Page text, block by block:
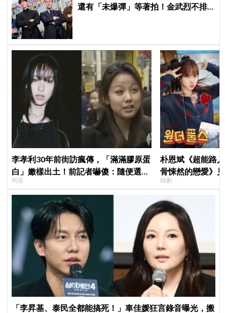
還有「未爆彈」等著拍！金武烈不排
李孝利30年前街訪瘋傳，「滿滿膠原蛋
白」嫩樣出土！前記者嚇傻：隨便選到
傳奇
明星
朴恩斌《超能路
骨悚然的戀愛》
演技獲讚「信看演
韓劇
「李昇基、泰民全都能搞死！」車佳媛狂言錄音曝光，搬